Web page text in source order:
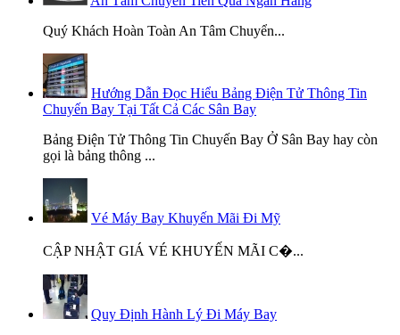
Quý Khách Hoàn Toàn An Tâm Chuyển...
Hướng Dẫn Đọc Hiểu Bảng Điện Tử Thông Tin
Chuyến Bay Tại Tất Cả Các Sân Bay
Bảng Điện Tử Thông Tin Chuyến Bay Ở Sân Bay hay còn
gọi là bảng thông ...
Vé Máy Bay Khuyến Mãi Đi Mỹ
CẬP NHẬT GIÁ VÉ KHUYẾN MÃI C�...
Quy Định Hành Lý Đi Máy Bay